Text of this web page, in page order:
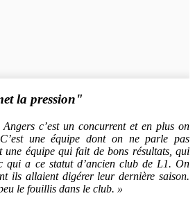
la pression"
c’est un concurrent et en plus on
une équipe dont on ne parle pas
une équipe qui fait de bons résultats, qui
qui a ce statut d’ancien club de L1. On
ils allaient digérer leur dernière saison.
le fouillis dans le club. »